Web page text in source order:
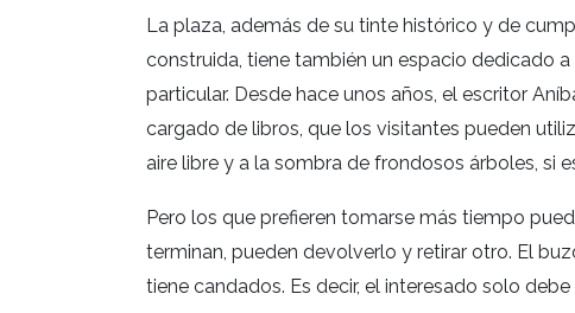
La plaza, además de su tinte histórico y de
construida, tiene también un espacio dedicado
particular. Desde hace unos años, el escritor
cargado de libros, que los visitantes pueden
aire libre y a la sombra de frondosos árboles, si
Pero los que prefieren tomarse más tiempo
terminan, pueden devolverlo y retirar otro. El
tiene candados. Es decir, el interesado solo